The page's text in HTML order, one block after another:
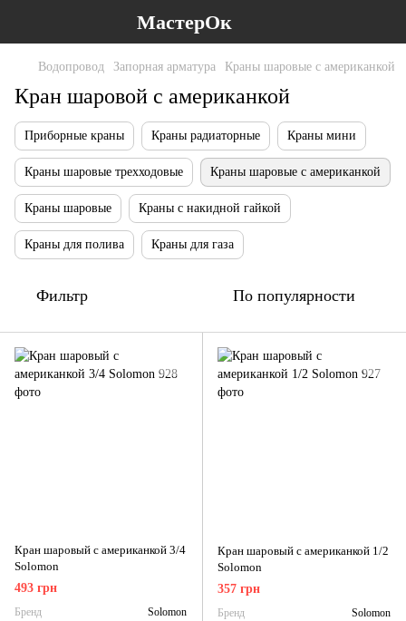
МастерОк
Водопровод Запорная арматура Краны шаровые с американкой
Кран шаровой с американкой
Приборные краны Краны радиаторные Краны мини
Краны шаровые трехходовые Краны шаровые с американкой
Краны шаровые Краны с накидной гайкой
Краны для полива Краны для газа
Фильтр По популярности
Кран шаровый с американкой 3/4
Solomon
493 грн
Бренд
Solomon
Кран шаровый с американкой 1/2
Solomon
357 грн
Бренд
Solomon